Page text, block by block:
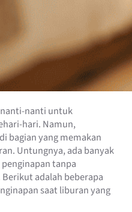
nanti untuk
hari. Namun,
bagian yang memakan
Untungnya, ada banyak
tanpa
adalah beberapa
saat liburan yang